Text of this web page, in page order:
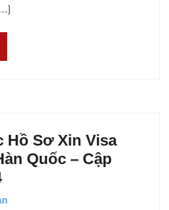
Hồ Sơ Xin Visa
Quốc – Cập